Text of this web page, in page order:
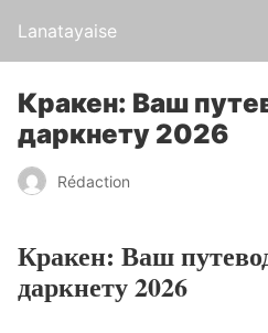
Lanatayaise
Кракен: Ваш
даркнету 2026
Rédaction
Кракен: Ваш
даркнету 2026